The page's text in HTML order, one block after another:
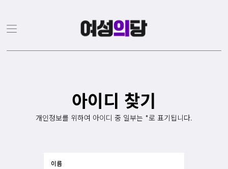
아이디 찾기
개인정보를 위하여 아이디 중 일부는 *로 표기됩니다.